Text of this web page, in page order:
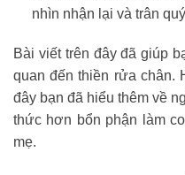
nhìn nhận lại và trân
Bài viết trên đây đã giúp
quan đến thiền rửa chân.
đây bạn đã hiểu thêm về
thức hơn bổn phận làm
mẹ.